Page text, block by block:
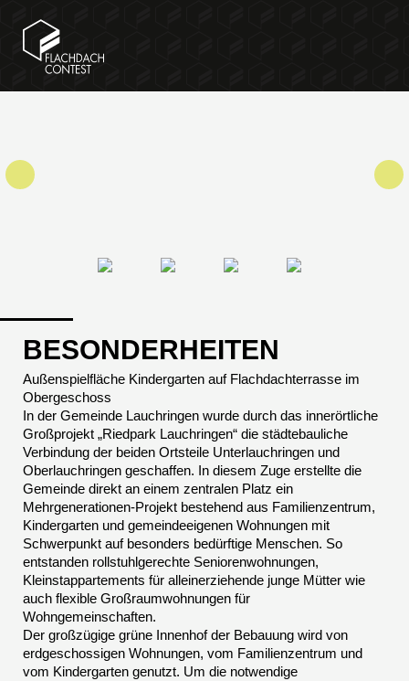
BESONDERHEITEN
Außenspielfläche Kindergarten auf Flachdachterrasse im
Obergeschoss
In der Gemeinde Lauchringen wurde durch das innerörtliche
Großprojekt „Riedpark Lauchringen“ die städtebauliche
Verbindung der beiden Ortsteile Unterlauchringen und
Oberlauchringen geschaffen. In diesem Zuge erstellte die
Gemeinde direkt an einem zentralen Platz ein
Mehrgenerationen-Projekt bestehend aus Familienzentrum,
Kindergarten und gemeindeeigenen Wohnungen mit
Schwerpunkt auf besonders bedürftige Menschen. So
entstanden rollstuhlgerechte Seniorenwohnungen,
Kleinstappartements für alleinerziehende junge Mütter wie
auch flexible Großraumwohnungen für
Wohngemeinschaften.
Der großzügige grüne Innenhof der Bebauung wird von
erdgeschossigen Wohnungen, vom Familienzentrum und
vom Kindergarten genutzt. Um die notwendige